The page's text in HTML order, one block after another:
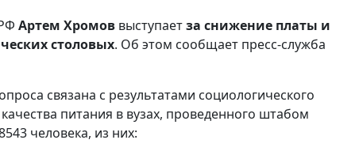
Артем Хромов выступаетза снижение платы и
столовых. Об этом сообщает пресс-служба
связана с результатами социологического
питания в вузах, проведенного штабом
человека, из них: